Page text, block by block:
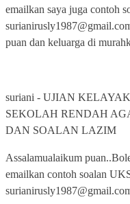
emailkan saya juga contoh
puan dan keluarga di
suriani - UJIAN
SEKOLAH RENDAH
DAN SOALAN LAZIM
Assalamualaikum
emailkan contoh soalan